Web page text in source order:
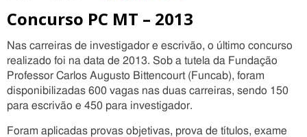
Concurso PC MT – 2013
Nas carreiras de investigador e escrivão, o último concurso
realizado foi na data de 2013. Sob a tutela da Fundação
Professor Carlos Augusto Bittencourt (Funcab), foram
disponibilizadas 600 vagas nas duas carreiras, sendo 150
para escrivão e 450 para investigador.
Foram aplicadas provas objetivas, prova de títulos, exame